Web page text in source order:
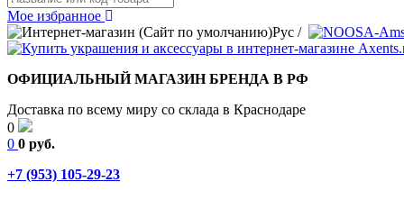
Мое избранное
Рус /
ОФИЦИАЛЬНЫЙ МАГАЗИН БРЕНДА В РФ
Доставка по всему миру со склада в Краснодаре
0
0 0 руб.
+7 (953) 105-29-23